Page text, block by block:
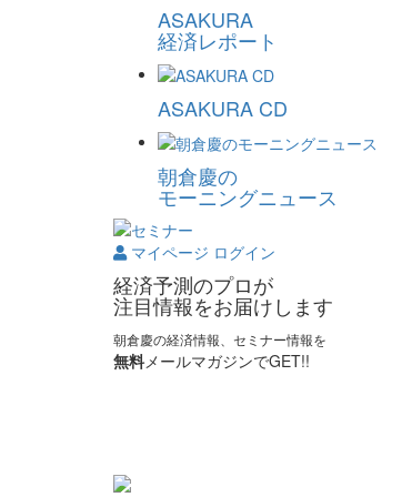
ASAKURA
経済レポート
ASAKURA CD
朝倉慶の
モーニングニュース
マイページ ログイン
経済予測のプロが
注目情報をお届けします
朝倉慶の経済情報、セミナー情報を
無料メールマガジンでGET!!